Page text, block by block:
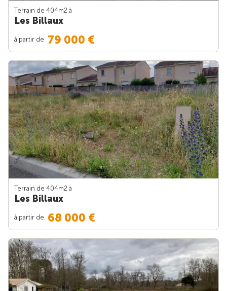
Terrain de 404m2 à
Les Billaux
à partir de 79 000 €
Terrain de 404m2 à
Les Billaux
à partir de 68 000 €